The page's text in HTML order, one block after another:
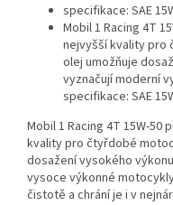
specifikace: SAE
Mobil 1 Racing 4T
nejvyšší kvality pro
olej umožňuje
vyznačují moderní
specifikace: SAE
Mobil 1 Racing 4T 15W-
kvality pro čtyřdobé
dosažení vysokého
vysoce výkonné
čistotě a chrání je i v